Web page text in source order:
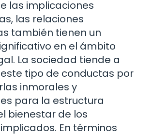
las implicaciones
las relaciones
también tienen un
en el ámbito
La sociedad tiende a
tipo de conductas por
inmorales y
para la estructura
bienestar de los
En términos